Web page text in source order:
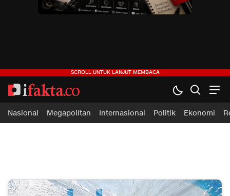
ifakta.co
#pastibenar
Nasional Megapolitan Internasional Politik Ekonomi